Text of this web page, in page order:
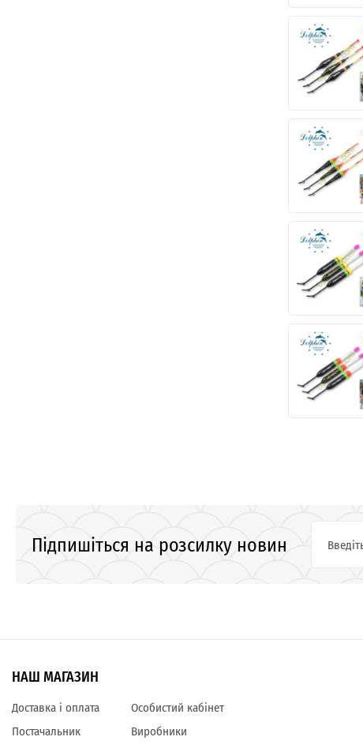
Підпишіться на розсилку новин
НАШ МАГАЗИН
Доставка і оплата
Постачальник
Особистий кабінет
Виробники